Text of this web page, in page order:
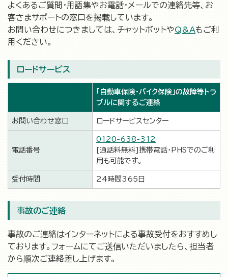
よくあるご質問・用語集やお電話・メールでの連絡先等、お
客さまサポートの窓口を掲載しています。
お問い合わせにつきましては、チャットボットやQ&Aもご利
用ください。
ロードサービス
「自動車保険・バイク保険」の故障等トラ
ブルに関するご連絡
お問い合わせ窓口 ロードサービスセンター
電話番号
0120-638-312
[通話料無料]携帯電話・PHSでのご利
用も可能です。
受付時間 24時間365日
事故のご連絡
事故のご連絡はインターネットによる事故受付をおすすめし
ております。フォームにてご送信いただいましたら、担当者
から順次ご連絡差し上げます。